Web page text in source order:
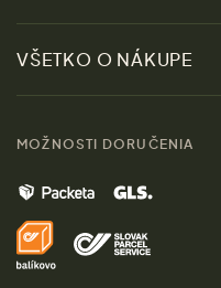
Udržateľnosť
Kontakt
Značky
Pre médiá
Zľavy
Ženy
Muži
Domov
Darčeky
VŠETKO O NÁKUPE
Doprava a platba
MOŽNOSTI DORUČENIA